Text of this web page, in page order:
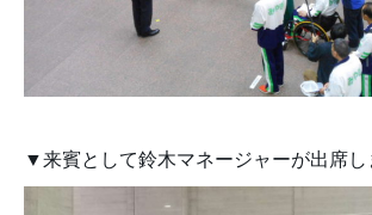
▼来賓として鈴木マネージャーが出席